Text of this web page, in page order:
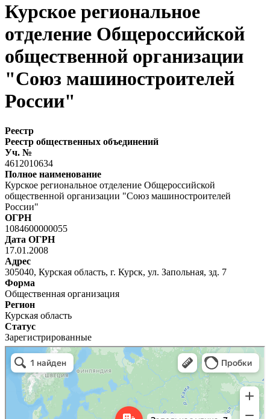
Курское региональное
отделение Общероссийской
общественной организации
"Союз машиностроителей
России"
Реестр
Реестр общественных объединений
Уч. №
4612010634
Полное наименование
Курское региональное отделение Общероссийской
общественной организации "Союз машиностроителей
России"
ОГРН
1084600000055
Дата ОГРН
17.01.2008
Адрес
305040, Курская область, г. Курск, ул. Запольная, зд. 7
Форма
Общественная организация
Регион
Курская область
Статус
Зарегистрированные